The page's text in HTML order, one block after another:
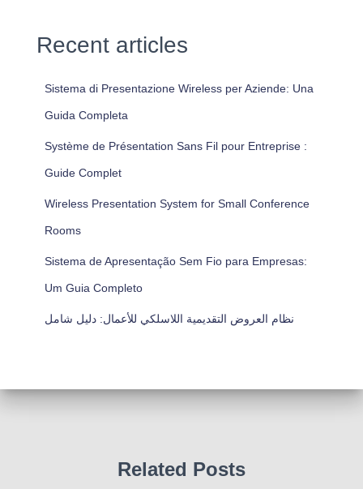
Recent articles
Sistema di Presentazione Wireless per Aziende: Una
Guida Completa
Système de Présentation Sans Fil pour Entreprise :
Guide Complet
Wireless Presentation System for Small Conference
Rooms
Sistema de Apresentação Sem Fio para Empresas:
Um Guia Completo
نظام العروض التقديمية اللاسلكي للأعمال: دليل شامل
Related Posts